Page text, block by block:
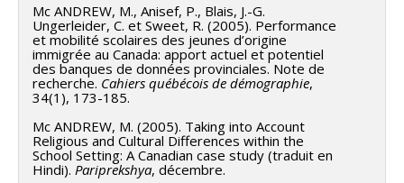
Mc ANDREW, M., Anisef, P., Blais, J.-G.
Ungerleider, C. et Sweet, R. (2005). Performance
et mobilité scolaires des jeunes d’origine
immigrée au Canada: apport actuel et potentiel
des banques de données provinciales. Note de
recherche. Cahiers québécois de démographie,
34(1), 173-185.
Mc ANDREW, M. (2005). Taking into Account
Religious and Cultural Differences within the
School Setting: A Canadian case study (traduit en
Hindi). Pariprekshya, décembre.